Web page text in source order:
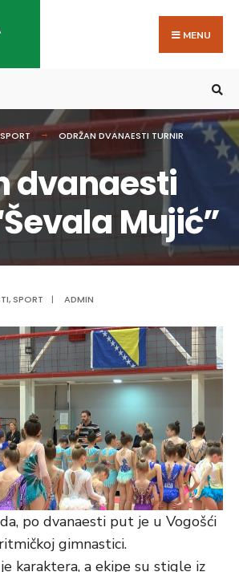
MENU
SPORT
ODRŽAN DVANAESTI TURNIR
dvanaesti
Mujić”
, SPORT | ADMIN
po dvanaesti put je u Vogošći
gimnastici.
karaktera, a ekipe su stigle iz